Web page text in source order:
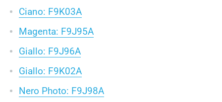
Ciano: F9K03A
Magenta: F9J95A
Giallo: F9J96A
Giallo: F9K02A
Nero Photo: F9J98A